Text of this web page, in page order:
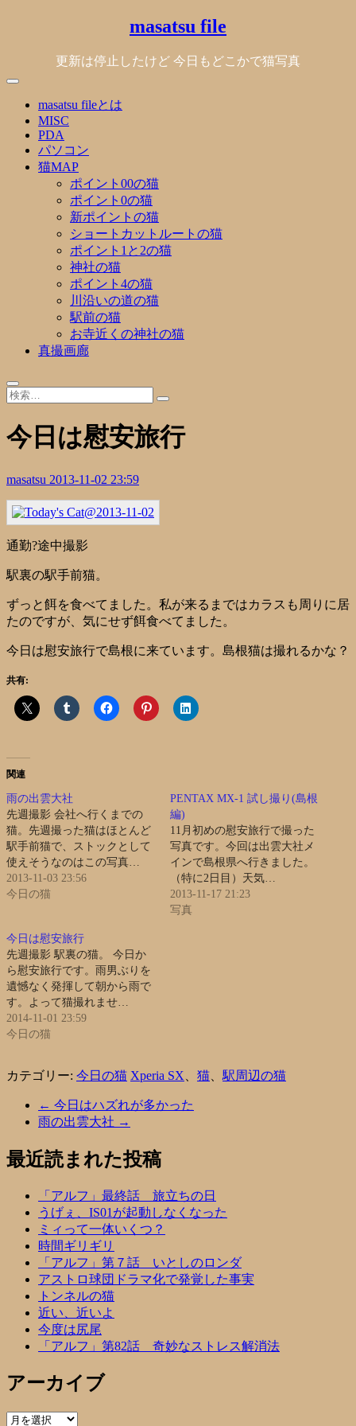
masatsu file
更新は停止したけど 今日もどこかで猫写真
masatsu fileとは
MISC
PDA
パソコン
猫MAP
ポイント00の猫
ポイント0の猫
新ポイントの猫
ショートカットルートの猫
ポイント1と2の猫
神社の猫
ポイント4の猫
川沿いの道の猫
駅前の猫
お寺近くの神社の猫
真撮画廊
今日は慰安旅行
masatsu 2013-11-02 23:59
通勤?途中撮影
駅裏の駅手前猫。
ずっと餌を食べてました。私が来るまではカラスも周りに居
たのですが、気にせず餌食べてました。
今日は慰安旅行で島根に来ています。島根猫は撮れるかな？
共有:
関連
雨の出雲大社
先週撮影 会社へ行くまでの
猫。先週撮った猫はほとんど
駅手前猫で、ストックとして
使えそうなのはこの写真…
2013-11-03 23:56
今日の猫
PENTAX MX-1 試し撮り(島根
編)
11月初めの慰安旅行で撮った
写真です。今回は出雲大社メ
インで島根県へ行きました。
（特に2日目）天気…
2013-11-17 21:23
写真
今日は慰安旅行
先週撮影 駅裏の猫。 今日か
ら慰安旅行です。雨男ぶりを
遺憾なく発揮して朝から雨で
す。よって猫撮れませ…
2014-11-01 23:59
今日の猫
カテゴリー: 今日の猫 Xperia SX 猫 駅周辺の猫
← 今日はハズれが多かった
雨の出雲大社 →
最近読まれた投稿
「アルフ」最終話 旅立ちの日
うげぇ、IS01が起動しなくなった
ミィって一体いくつ？
時間ギリギリ
「アルフ」第７話 いとしのロンダ
アストロ球団ドラマ化で発覚した事実
トンネルの猫
近い、近いよ
今度は尻尾
「アルフ」第82話 奇妙なストレス解消法
アーカイブ
ア